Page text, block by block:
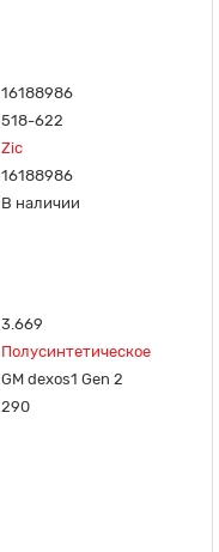
16188986
518-622
Zic
16188986
В наличии
3.669
Полусинтетическое
GM dexos1 Gen 2
290